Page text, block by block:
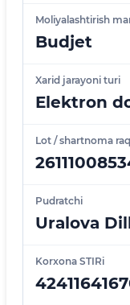
Moliyalashtirish
Budjet
Xarid jarayoni turi
Elektron
Lot / shartnoma
Pudratchi
Uralova
Korxona STIRi